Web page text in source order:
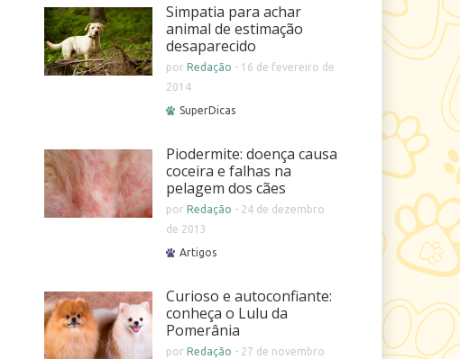
Simpatia para achar
animal de estimação
desaparecido
porRedação - 16 de fevereiro de
2014
SuperDicas
Piodermite: doença causa
coceira e falhas na
pelagem dos cães
porRedação - 24 de dezembro
de 2013
Artigos
Curioso e autoconfiante:
conheça o Lulu da
Pomerânia
porRedação - 27 de novembro